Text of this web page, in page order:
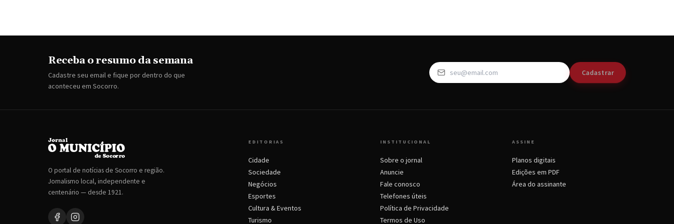
Receba o resumo da semana
Cadastre seu email e fique por dentro do que
aconteceu em Socorro.
Cadastrar
O portal de notícias de Socorro e região.
Jornalismo local, independente e
centenário — desde 1921.
EDITORIAS
Cidade
Sociedade
Negócios
Esportes
Cultura & Eventos
Turismo
INSTITUCIONAL
Sobre o jornal
Anuncie
Fale conosco
Telefones úteis
Política de Privacidade
Termos de Uso
ASSINE
Planos digitais
Edições em PDF
Área do assinante